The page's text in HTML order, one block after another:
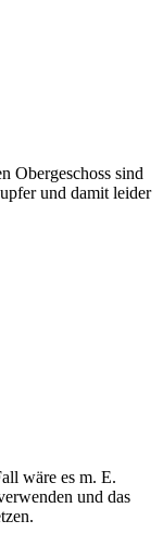
Obergeschoss sind
und damit leider
wäre es m. E.
und das